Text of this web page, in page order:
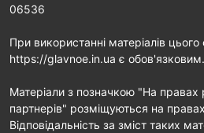
06536
При використанні матеріалів
https://glavnoe.in.ua є обов'язковим.
Матеріали з позначкою "На
партнерів" розміщуються на
Відповідальність за зміст таких